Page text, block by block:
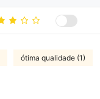
ótima qualidade (1)